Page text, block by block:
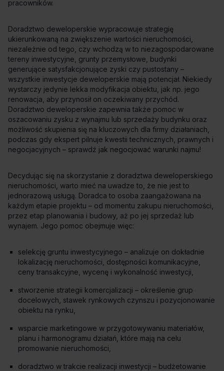
jak negocjować warunki najmu
selekcję gruntu inwestycyjnego – analizuje on dokładnie
lokalizację nieruchomości, dostępności komunikacyjne,
ceny transakcyjne, wycenę i wykonalność inwestycji,
stworzenie strategii komercjalizacji – określenie grup
docelowych, stawek rynkowych czynszu i pozycjonowanie
obiektu na rynku,
wsparcie marketingowe w przygotowywaniu materiałów,
planu i harmonogramu działań, które mają na celu
promowanie nieruchomości,
doradztwo w trakcie realizacji inwestycji – budżetowanie